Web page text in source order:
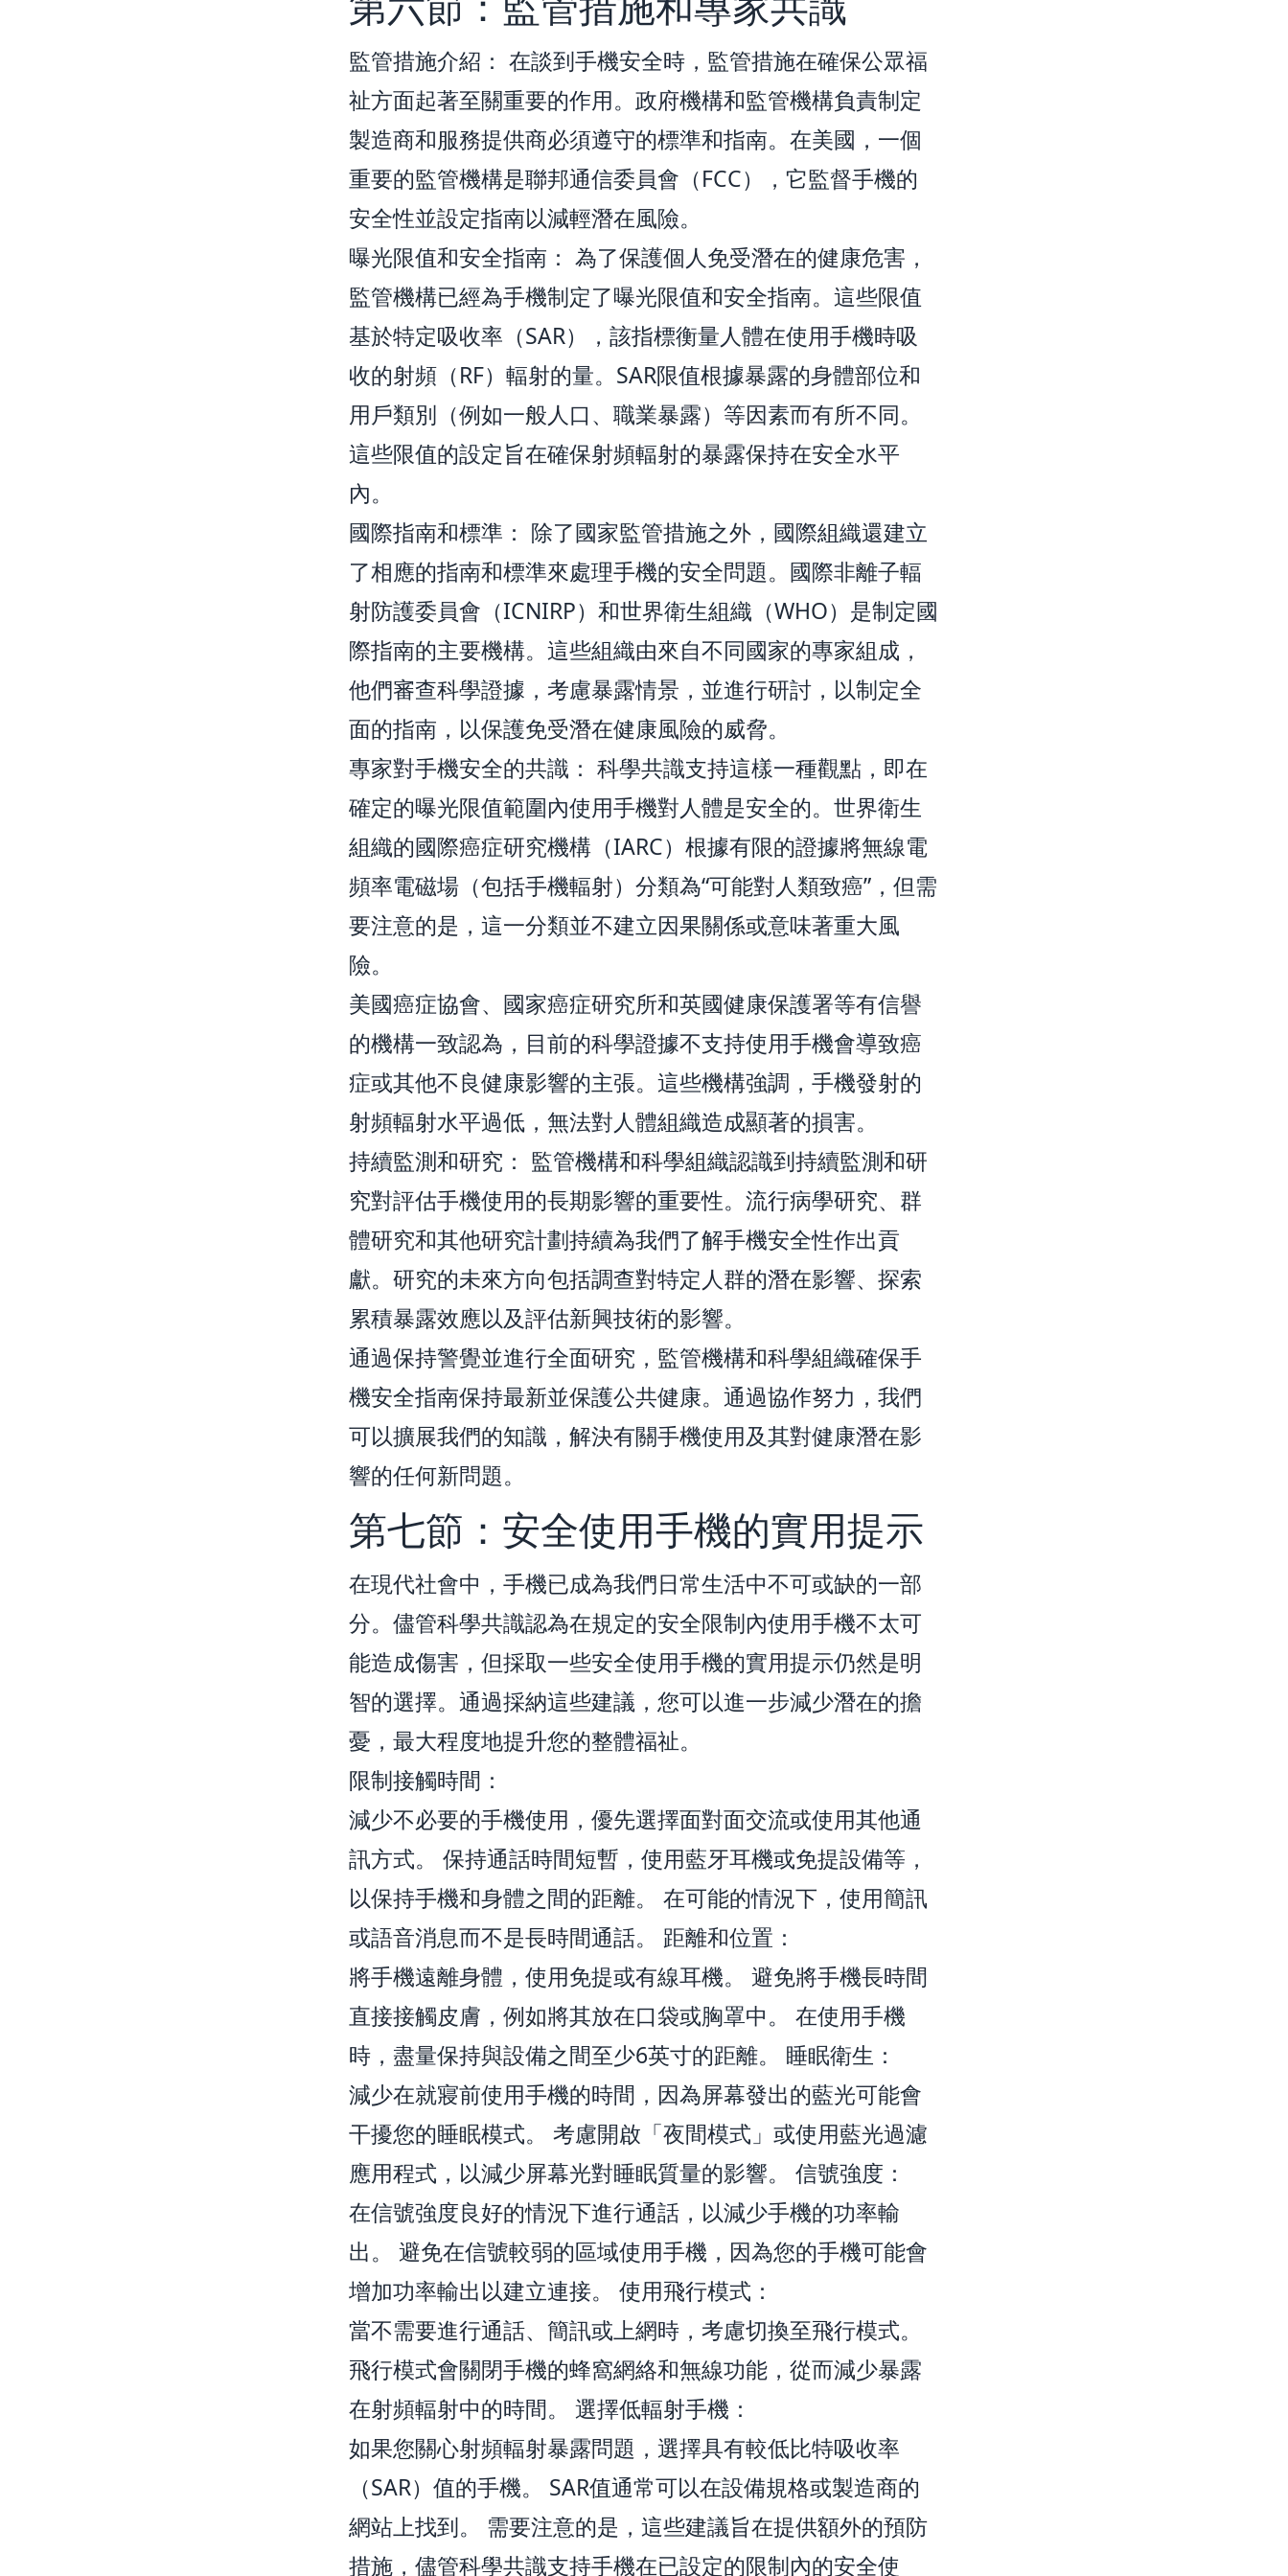
監管措施介紹： 在談到手機安全時，監管措施在確保公眾福
祉方面起著至關重要的作用。政府機構和監管機構負責制定
製造商和服務提供商必須遵守的標準和指南。在美國，一個
重要的監管機構是聯邦通信委員會（FCC），它監督手機的
安全性並設定指南以減輕潛在風險。
曝光限值和安全指南： 為了保護個人免受潛在的健康危害，
監管機構已經為手機制定了曝光限值和安全指南。這些限值
基於特定吸收率（SAR），該指標衡量人體在使用手機時吸
收的射頻（RF）輻射的量。SAR限值根據暴露的身體部位和
用戶類別（例如一般人口、職業暴露）等因素而有所不同。
這些限值的設定旨在確保射頻輻射的暴露保持在安全水平
內。
國際指南和標準： 除了國家監管措施之外，國際組織還建立
了相應的指南和標準來處理手機的安全問題。國際非離子輻
射防護委員會（ICNIRP）和世界衛生組織（WHO）是制定國
際指南的主要機構。這些組織由來自不同國家的專家組成，
他們審查科學證據，考慮暴露情景，並進行研討，以制定全
面的指南，以保護免受潛在健康風險的威脅。
專家對手機安全的共識： 科學共識支持這樣一種觀點，即在
確定的曝光限值範圍內使用手機對人體是安全的。世界衛生
組織的國際癌症研究機構（IARC）根據有限的證據將無線電
頻率電磁場（包括手機輻射）分類為“可能對人類致癌”，但需
要注意的是，這一分類並不建立因果關係或意味著重大風
險。
美國癌症協會、國家癌症研究所和英國健康保護署等有信譽
的機構一致認為，目前的科學證據不支持使用手機會導致癌
症或其他不良健康影響的主張。這些機構強調，手機發射的
射頻輻射水平過低，無法對人體組織造成顯著的損害。
持續監測和研究： 監管機構和科學組織認識到持續監測和研
究對評估手機使用的長期影響的重要性。流行病學研究、群
體研究和其他研究計劃持續為我們了解手機安全性作出貢
獻。研究的未來方向包括調查對特定人群的潛在影響、探索
累積暴露效應以及評估新興技術的影響。
通過保持警覺並進行全面研究，監管機構和科學組織確保手
機安全指南保持最新並保護公共健康。通過協作努力，我們
可以擴展我們的知識，解決有關手機使用及其對健康潛在影
響的任何新問題。
第七節：安全使用手機的實用提示
在現代社會中，手機已成為我們日常生活中不可或缺的一部
分。儘管科學共識認為在規定的安全限制內使用手機不太可
能造成傷害，但採取一些安全使用手機的實用提示仍然是明
智的選擇。通過採納這些建議，您可以進一步減少潛在的擔
憂，最大程度地提升您的整體福祉。
限制接觸時間：
減少不必要的手機使用，優先選擇面對面交流或使用其他通
訊方式。 保持通話時間短暫，使用藍牙耳機或免提設備等，
以保持手機和身體之間的距離。 在可能的情況下，使用簡訊
或語音消息而不是長時間通話。 距離和位置：
將手機遠離身體，使用免提或有線耳機。 避免將手機長時間
直接接觸皮膚，例如將其放在口袋或胸罩中。 在使用手機
時，盡量保持與設備之間至少6英寸的距離。 睡眠衛生：
減少在就寢前使用手機的時間，因為屏幕發出的藍光可能會
干擾您的睡眠模式。 考慮開啟「夜間模式」或使用藍光過濾
應用程式，以減少屏幕光對睡眠質量的影響。 信號強度：
在信號強度良好的情況下進行通話，以減少手機的功率輸
出。 避免在信號較弱的區域使用手機，因為您的手機可能會
增加功率輸出以建立連接。 使用飛行模式：
當不需要進行通話、簡訊或上網時，考慮切換至飛行模式。
飛行模式會關閉手機的蜂窩網絡和無線功能，從而減少暴露
在射頻輻射中的時間。 選擇低輻射手機：
如果您關心射頻輻射暴露問題，選擇具有較低比特吸收率
（SAR）值的手機。 SAR值通常可以在設備規格或製造商的
網站上找到。 需要注意的是，這些建議旨在提供額外的預防
措施，儘管科學共識支持手機在已設定的限制內的安全使